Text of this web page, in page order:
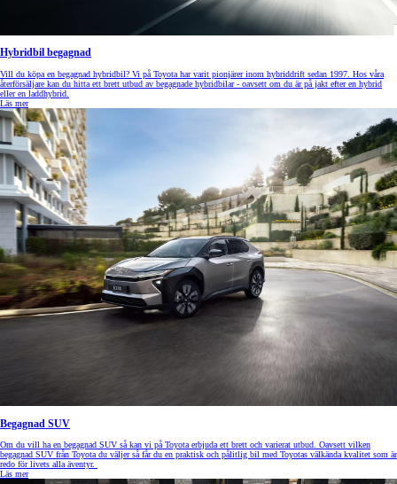
Hybridbil begagnad
Vill du köpa en begagnad hybridbil? Vi på Toyota har varit pionjärer inom hybriddrift sedan 1997. Hos våra
återförsäljare kan du hitta ett brett utbud av begagnade hybridbilar - oavsett om du är på jakt efter en hybrid
eller en laddhybrid.
Läs mer
Begagnad SUV
Om du vill ha en begagnad SUV så kan vi på Toyota erbjuda ett brett och varierat utbud. Oavsett vilken
begagnad SUV från Toyota du väljer så får du en praktisk och pålitlig bil med Toyotas välkända kvalitet som är
redo för livets alla äventyr.
Läs mer